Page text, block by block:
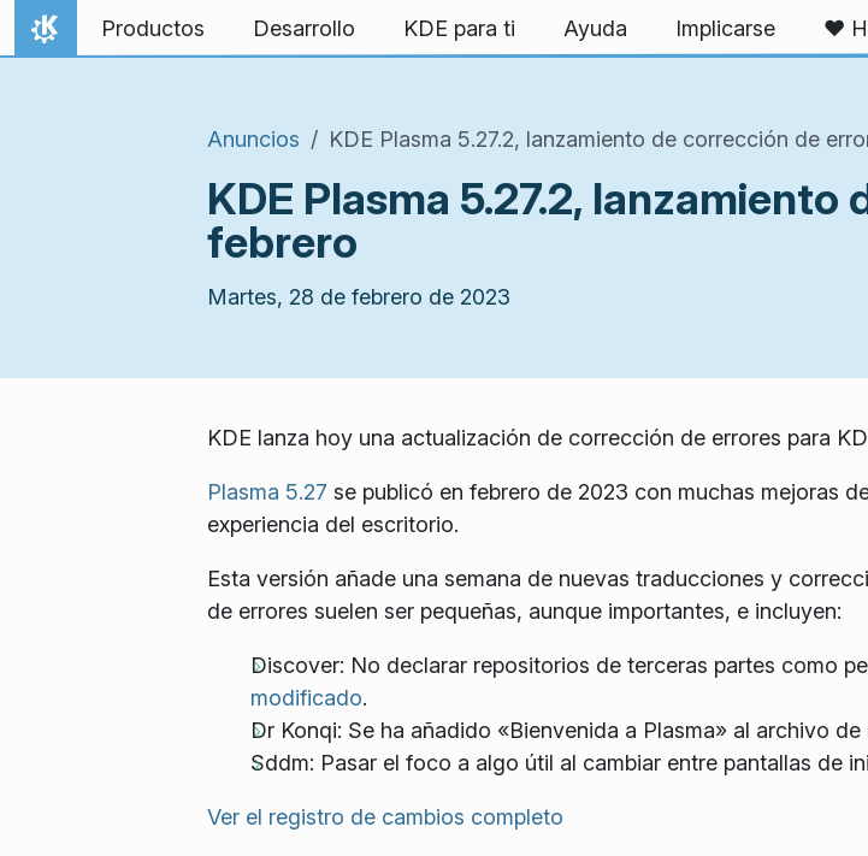
Ir al contenido
Inicio
Productos Desarrollo KDE para ti Ayuda Implicarse ❤️
Anuncios KDE Plasma 5.27.2, lanzamiento de corrección de
KDE Plasma 5.27.2,
febrero
Martes, 28 de febrero de 2023
KDE lanza hoy una actualización de corrección de errores para
Plasma 5.27 se publicó en febrero de 2023 con muchas mejoras
experiencia del escritorio.
Esta versión añade una semana de nuevas traducciones y
de errores suelen ser pequeñas, aunque importantes, e incluyen:
Discover: No declarar repositorios de terceras partes como
modificado.
Dr Konqi: Se ha añadido «Bienvenida a Plasma» al archivo de
Sddm: Pasar el foco a algo útil al cambiar entre pantallas de
Ver el registro de cambios completo